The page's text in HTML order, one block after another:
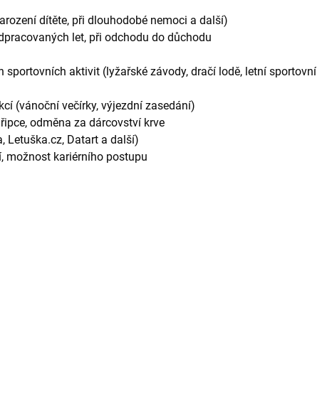
dítěte, při dlouhodobé nemoci a další)
let, při odchodu do důchodu
aktivit (lyžařské závody, dračí lodě, letní sportovní
(vánoční večírky, výjezdní zasedání)
odměna za dárcovství krve
Letuška.cz, Datart a další)
možnost kariérního postupu